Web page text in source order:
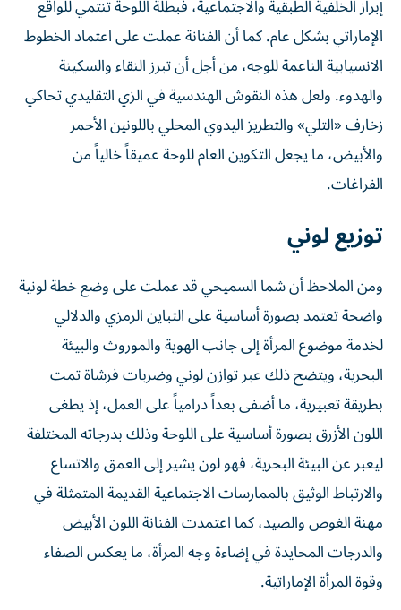
إبراز الخلفية الطبقية والاجتماعية، فبطلة اللوحة تنتمي للواقع
الإماراتي بشكل عام. كما أن الفنانة عملت على اعتماد الخطوط
الانسيابية الناعمة للوجه، من أجل أن تبرز النقاء والسكينة
والهدوء. ولعل هذه النقوش الهندسية في الزي التقليدي تحاكي
زخارف «التلي» والتطريز اليدوي المحلي باللونين الأحمر
والأبيض، ما يجعل التكوين العام للوحة عميقاً خالياً من
الفراغات.
توزيع لوني
ومن الملاحظ أن شما السميحي قد عملت على وضع خطة لونية
واضحة تعتمد بصورة أساسية على التباين الرمزي والدلالي
لخدمة موضوع المرأة إلى جانب الهوية والموروث والبيئة
البحرية، ويتضح ذلك عبر توازن لوني وضربات فرشاة تمت
بطريقة تعبيرية، ما أضفى بعداً درامياً على العمل، إذ يطغى
اللون الأزرق بصورة أساسية على اللوحة وذلك بدرجاته المختلفة
ليعبر عن البيئة البحرية، فهو لون يشير إلى العمق والاتساع
والارتباط الوثيق بالممارسات الاجتماعية القديمة المتمثلة في
مهنة الغوص والصيد، كما اعتمدت الفنانة اللون الأبيض
والدرجات المحايدة في إضاءة وجه المرأة، ما يعكس الصفاء
وقوة المرأة الإماراتية.